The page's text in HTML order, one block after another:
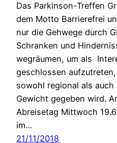
Das Parkinson-Treffen
dem Motto Barrierefrei
nur die Gehwege durch
Schranken und
wegräumen, um als
geschlossen
sowohl regional als
Gewicht gegeben wird.
Abreisetag Mittwoch
im…
21/11/2018